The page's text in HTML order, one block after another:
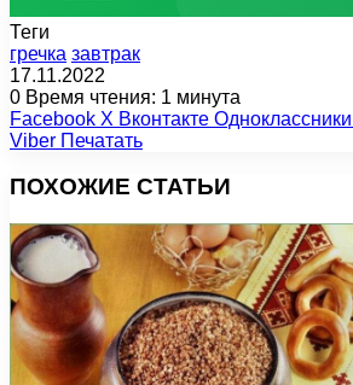
Теги
гречка завтрак
17.11.2022
0 Время чтения: 1 минута
Facebook X Вконтакте Одноклассники
Viber Печатать
ПОХОЖИЕ СТАТЬИ